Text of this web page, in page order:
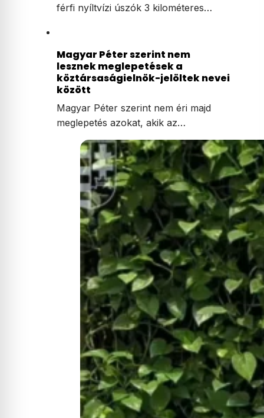
férfi nyíltvízi úszók 3 kilométeres…
Magyar Péter szerint nem
lesznek meglepetések a
köztársaságielnök-jelöltek nevei
között
Magyar Péter szerint nem éri majd
meglepetés azokat, akik az…